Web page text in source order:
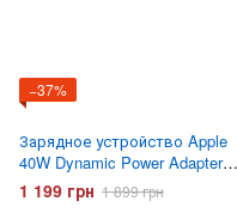
−37%
Зарядное устройство Apple
40W Dynamic Power Adapter
with 60W Max с кабелем USB-
C
1 199 грн 1 899 грн